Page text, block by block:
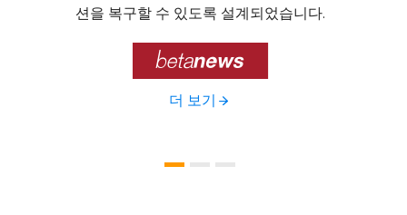
션을 복구할 수 있도록 설계되었습니다.

더 보기